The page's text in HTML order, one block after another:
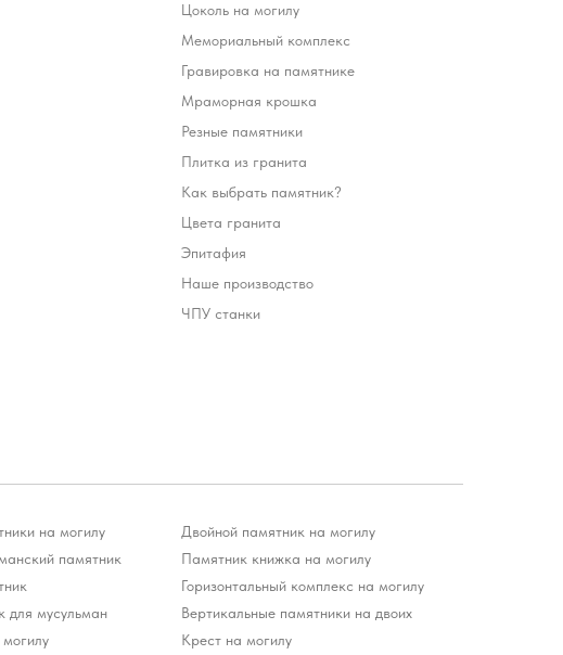
Цоколь на могилу
Мемориальный комплекс
Гравировка на памятнике
Мраморная крошка
Резные памятники
Плитка из гранита
Как выбрать памятник?
Цвета гранита
Эпитафия
Наше производство
ЧПУ станки
на могилу
памятник
для мусульман
Двойной памятник на могилу
Памятник книжка на могилу
Горизонтальный комплекс на могилу
Вертикальные памятники на двоих
Крест на могилу